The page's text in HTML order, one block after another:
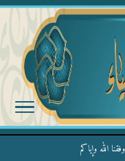
الله وإياكم
تقديس الأشخاص